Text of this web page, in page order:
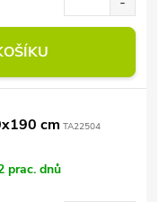
cm TA22504
prac. dnů